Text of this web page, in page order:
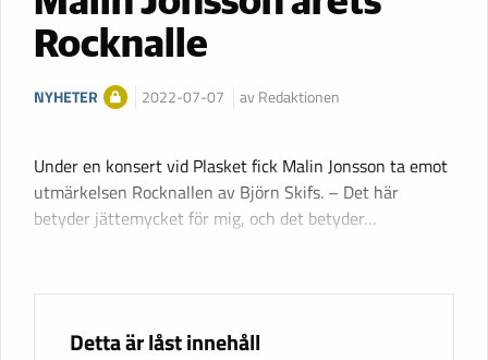
Rocknalle
NYHETER 2022-07-07 av Redaktionen
Under en konsert vid Plasket fick Malin Jonsson ta emot
utmärkelsen Rocknallen av Björn Skifs. – Det här
betyder jättemycket för mig, och det betyder…
Detta är låst innehåll